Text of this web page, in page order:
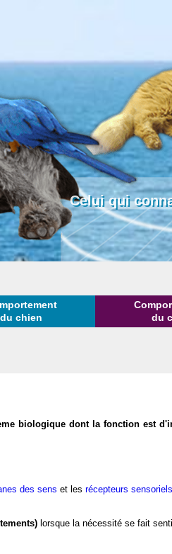
Celui qui
du chien
du
biologique dont la fonction est
des sens et les récepteurs sensoriels
lorsque la nécessité se fait